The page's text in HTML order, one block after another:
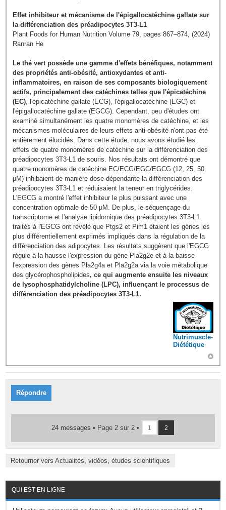
Effet inhibiteur et mécanisme de l'épigallocatéchine gallate sur
la différenciation des préadipocytes 3T3-L1
Plant Foods for Human Nutrition Volume 79, pages 867–874, (2024)
Ranran He
Le thé vert possède une gamme d'effets bénéfiques, notamment
des propriétés anti-obésité, antioxydantes et anti-
inflammatoires, en raison de ses composants biologiquement
actifs, principalement des catéchines telles que l'épicatéchine
(EC) , l'épicatéchine gallate (ECG), l'épigallocatéchine (EGC) et
l'épigallocatéchine gallate (EGCG). Cependant, peu d'études ont
examiné simultanément les quatre monomères de catéchine, et les
mécanismes moléculaires de leurs effets anti-obésité n'ont pas été
entièrement élucidés. Dans cette étude, nous avons étudié les
effets de quatre monomères de catéchine sur la différenciation des
préadipocytes 3T3-L1 de souris. Nos résultats ont démontré que
quatre monomères de catéchine EC/ECG/EGC/EGCG (12, 25, 50
µM) inhibaient de manière dose-dépendante la différenciation des
préadipocytes 3T3-L1 et réduisaient la teneur en triglycérides.
L'EGCG a montré l'effet inhibiteur le plus puissant avec une
concentration optimale de 50 µM. De plus, le séquençage du
transcriptome et l'analyse lipidomique des préadipocytes 3T3-L1
traités à l'EGCG ont révélé que Ptgs2 et Pim1 étaient les gènes les
plus différentiellement exprimés impliqués dans la régulation de la
différenciation des adipocytes. Les résultats suggèrent que l'EGCG
régule à la hausse l'expression du gène Pla2g2e et à la baisse
l'expression des gènes Pla2g4a et Pla2g2a via la voie métabolique
des glycérophospholipides, ce qui augmente ensuite les niveaux
de lysophosphatidylcholine (LPC), influençant le processus de
différenciation des préadipocytes 3T3-L1.
Nutrimuscle-
Diététique
Répondre
24 messages • Page 2 sur 2 • 1 2
Retourner vers Actualités, vidéos, études scientifiques
QUI EST EN LIGNE